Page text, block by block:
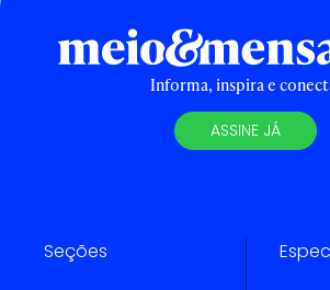
Informa, inspira e
ASSINE JÁ
Seções